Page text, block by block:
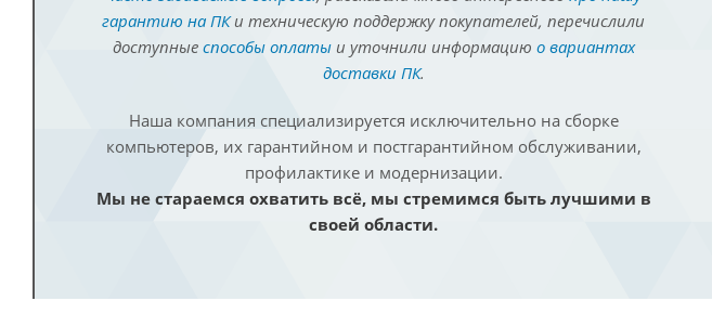
гарантию на ПКи техническую поддержку покупателей, перечислили
доступные способы оплатыи уточнили информацию о вариантах
доставки ПК.
Наша компания специализируется исключительно на сборке
компьютеров, их гарантийном и постгарантийном обслуживании,
профилактике и модернизации.
Мы не стараемся охватить всё, мы стремимся быть лучшими в
своей области.